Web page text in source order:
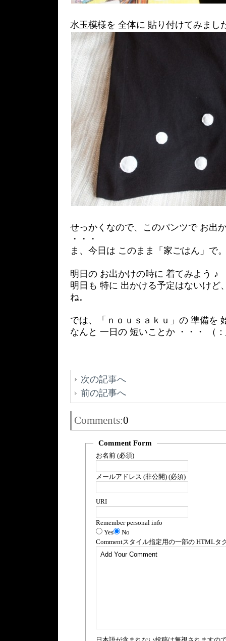
水玉模様を 全体に 貼り付けてみまし
せっかくなので、このパンツで お出
・・・
ま、今日は このまま「家ごはん」で
明日の お出かけの時に 着てみよう ♪
明日も 特に 出かける予定はないけど
ね。
では、「ｎｏｕｓａｋｕ」の 準備を
なんと 一日の 短いことか ・・・ （
次の記事へ
前の記事へ
Comments:0
Comment Form
お名前 (必須)
メールアドレス (非公開) (必須)
URI
Remember personal info
Yes
No
Commentスタイル指定用の一部の HTMLタ